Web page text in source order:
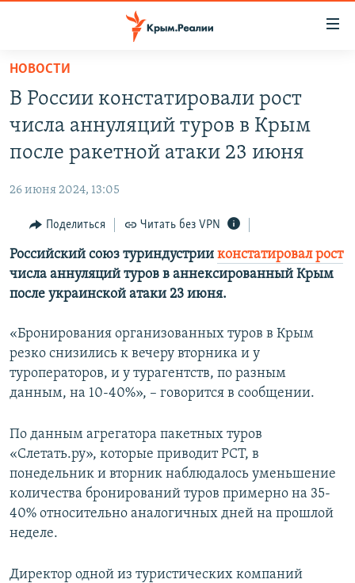
Вернуться
основному
содержанию
главной
Вернутся
поиску
11 ЛЕТ ОККУПАЦИИ КРЫМА. 11 ИСТОРИЙ СОПРОТИВЛЕНИЯ
ЕЩЕ
ИНТЕРАКТИВ
ИНФОГРАФИКА
ТЕЛЕПРОЕКТ КРЫМ.РЕАЛИИ
ПРОПАВШИЕ БЕЗ ВЕСТИ
ПОБЕДИТЕЛЕЙ НЕ СУДЯТ?
КРЫМ.НЕПОКОРЕННЫЙ
УКРАИНСКАЯ ПРОБЛЕМА КРЫМА
РАДІО СВОБОДА
КАК ОБОЙТИ БЛОКИРОВКУ
Українською
Qırımtatar
ПРИСОЕДИНЯЙТЕСЬ!
Все сайты RFE/RL
НОВОСТИ
В России констатировали рост
числа аннуляций туров в Крым
после ракетной атаки 23 июня
26 июня 2024, 13:05
Поделиться Читать без VPN
Российский союз туриндустрии констатировал рост
числа аннуляций туров в аннексированный Крым
после украинской атаки 23 июня.
«Бронирования организованных туров в Крым
резко снизились к вечеру вторника и у
туроператоров, и у турагентств, по разным
данным, на 10-40%», – говорится в сообщении.
По данным агрегатора пакетных туров
«Слетать.ру», которые приводит РСТ, в
понедельник и вторник наблюдалось уменьшение
количества бронирований туров примерно на 35-
40% относительно аналогичных дней на прошлой
неделе.
Директор одной из туристических компаний